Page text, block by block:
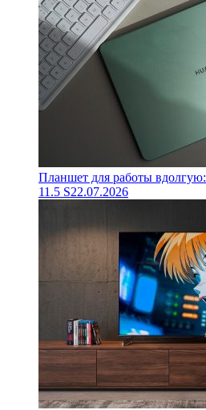
Планшет для работы
11.5 S22.07.2026